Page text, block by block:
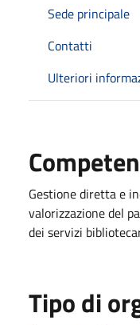
Sede principale
Contatti
Ulteriori
Gestione diretta e
valorizzazione del
dei servizi
Tipo di